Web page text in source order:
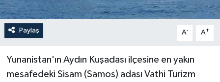
Paylaş A- A+
Yunanistan'ın Aydın Kuşadası ilçesine en yakın
mesafedeki Sisam (Samos) adası Vathi Turizm
SPOR
Yerel